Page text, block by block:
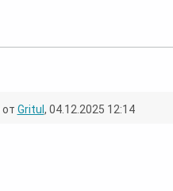
от Gritul , 04.12.2025 12:14